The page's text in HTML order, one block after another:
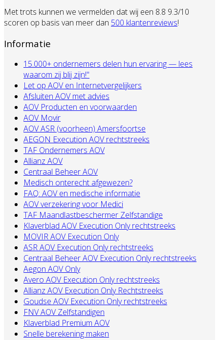
Met trots kunnen we vermelden dat wij een 8.8 9.3/10
scoren op basis van meer dan 500 klantenreviews!
Informatie
15.000+ ondernemers delen hun ervaring — lees
waarom zij blij zijn!"
Let op AOV en Internetvergelijkers
Afsluiten AOV met advies
AOV Producten en voorwaarden
AOV Movir
AOV ASR (voorheen) Amersfoortse
AEGON Execution AOV rechtstreeks
TAF Ondernemers AOV
Allianz AOV
Centraal Beheer AOV
Medisch onterecht afgewezen?
FAQ: AOV en medische informatie
AOV verzekering voor Medici
TAF Maandlastbeschermer Zelfstandige
Klaverblad AOV Execution Only rechtstreeks
MOVIR AOV Execution Only
ASR AOV Execution Only rechtstreeks
Centraal Beheer AOV Execution Only rechtstreeks
Aegon AOV Only
Avero AOV Execution Only rechtstreeks
Allianz AOV Execution Only Rechtstreeks
Goudse AOV Execution Only rechtstreeks
FNV AOV Zelfstandigen
Klaverblad Premium AOV
Snelle berekening maken